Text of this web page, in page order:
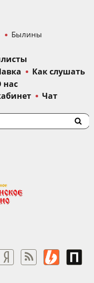
Былины
Как слушать
нас
Чат